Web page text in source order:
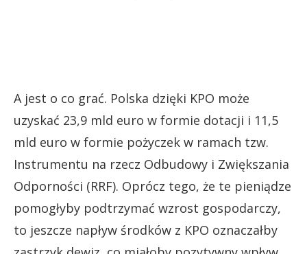
A jest o co grać. Polska dzięki KPO może
uzyskać 23,9 mld euro w formie dotacji i 11,5
mld euro w formie pożyczek w ramach tzw.
Instrumentu na rzecz Odbudowy i Zwiększania
Odporności (RRF). Oprócz tego, że te pieniądze
pomogłyby podtrzymać wzrost gospodarczy,
to jeszcze napływ środków z KPO oznaczałby